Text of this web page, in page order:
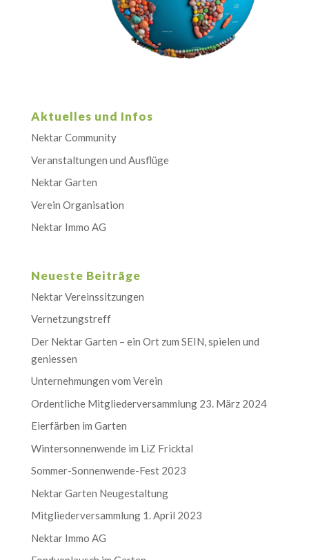
Aktuelles und Infos
Nektar Community
Veranstaltungen und Ausflüge
Nektar Garten
Verein Organisation
Nektar Immo AG
Neueste Beiträge
Nektar Vereinssitzungen
Vernetzungstreff
Der Nektar Garten – ein Ort zum SEIN, spielen und
geniessen
Unternehmungen vom Verein
Ordentliche Mitgliederversammlung 23. März 2024
Eierfärben im Garten
Wintersonnenwende im LiZ Fricktal
Sommer-Sonnenwende-Fest 2023
Nektar Garten Neugestaltung
Mitgliederversammlung 1. April 2023
Nektar Immo AG